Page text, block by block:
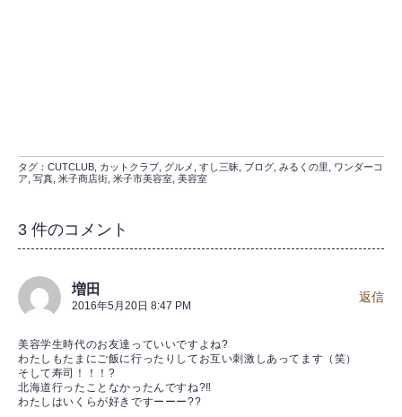
タグ： CUTCLUB カットクラブ グルメ すし三昧 ブログ みるくの里
ワンダーコ
ア 写真 米子商店街 米子市美容室 美容室
3 件のコメント
増田
2016年5月20日 8:47 PM
美容学生時代のお友達っていいですよね?
わたしもたまにご飯に行ったりしてお互い刺激しあってます（笑）
そして寿司！！！?
北海道行ったことなかったんですね?‼️
わたしはいくらが好きですーーー??
返信